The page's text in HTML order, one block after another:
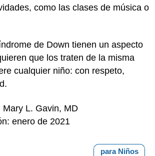
como las clases de música o
de Down tienen un aspecto
que los traten de la misma
cualquier niño: con respeto,
Mary L. Gavin, MD
enero de 2021
para Niños